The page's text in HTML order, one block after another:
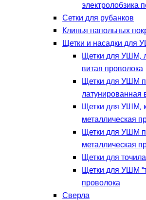
электролобзика
Сетки для рубанков
Клинья напольных
Щетки и насадки для
Щетки для УШМ,
витая проволока
Щетки для УШМ
латунированная
Щетки для УШМ,
металлическая
Щетки для УШМ
металлическая
Щетки для точила
Щетки для УШМ
проволока
Сверла